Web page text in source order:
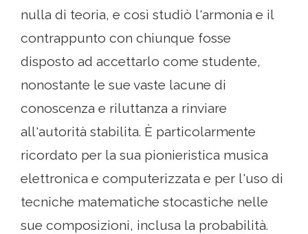
nulla di teoria, e così studiò l'armonia e il
contrappunto con chiunque fosse
disposto ad accettarlo come studente,
nonostante le sue vaste lacune di
conoscenza e riluttanza a rinviare
all'autorità stabilita. È particolarmente
ricordato per la sua pionieristica musica
elettronica e computerizzata e per l'uso di
tecniche matematiche stocastiche nelle
sue composizioni, inclusa la probabilità.